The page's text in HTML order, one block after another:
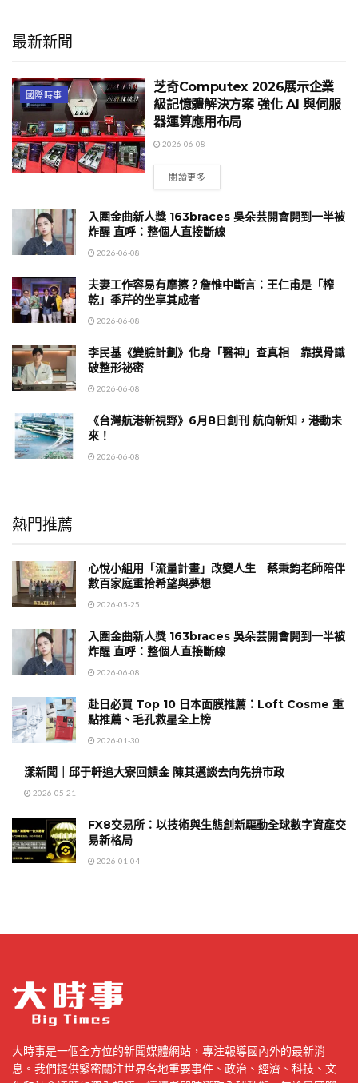
最新新聞
國際時事
芝奇Computex 2026展示企業
級記憶體解決方案 強化 AI 與伺服
器運算應用布局
2026-06-08
閱讀更多
入圍金曲新人獎 163braces 吳朵芸開會開到一半被
炸醒 直呼：整個人直接斷線
2026-06-08
夫妻工作容易有摩擦？詹惟中斷言：王仁甫是「榨
乾」季芹的坐享其成者
2026-06-08
李民基《變臉計劃》化身「醫神」查真相 靠摸骨識
破整形祕密
2026-06-08
《台灣航港新視野》6月8日創刊 航向新知，港動未
來！
2026-06-08
熱門推薦
心悅小組用「流量計畫」改變人生 蔡秉鈞老師陪伴
數百家庭重拾希望與夢想
2026-05-25
入圍金曲新人獎 163braces 吳朵芸開會開到一半被
炸醒 直呼：整個人直接斷線
2026-06-08
赴日必買 Top 10 日本面膜推薦：Loft Cosme 重
點推薦、毛孔救星全上榜
2026-01-30
漾新聞｜邱于軒追大寮回饋金 陳其邁談去向先拚市政
2026-05-21
FX8交易所：以技術與生態創新驅動全球數字資產交
易新格局
2026-01-04
大時事是一個全方位的新聞媒體網站，專注報導國內外的最新消
息。我們提供緊密關注世界各地重要事件、政治、經濟、科技、文